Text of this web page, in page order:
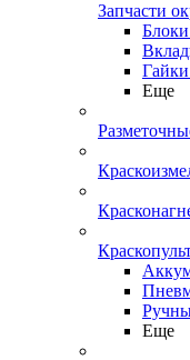
Запчасти
Еще
Еще